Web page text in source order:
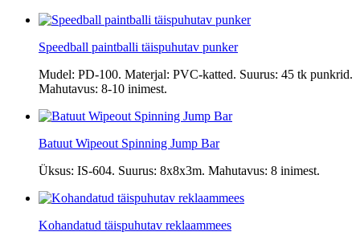
Speedball paintballi täispuhutav punker
Mudel: PD-100. Materjal: PVC-katted. Suurus: 45 tk punkrid.
Mahutavus: 8-10 inimest.
Batuut Wipeout Spinning Jump Bar
Üksus: IS-604. Suurus: 8x8x3m. Mahutavus: 8 inimest.
Kohandatud täispuhutav reklaammees